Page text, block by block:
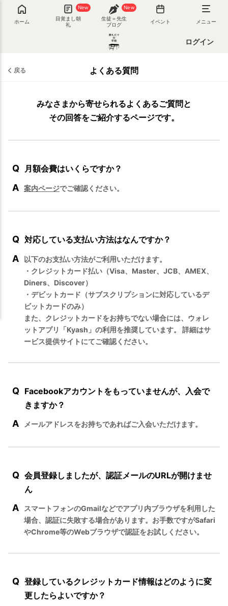
ホーム
New
目覚まし朝
礼
New
生徒＝先生
ブログ
イベント メニュー
ログイン
戻る よくある質問
みなさまから寄せられるよくあるご質問と
その回答をご紹介するページです。
Q 月額会費はいくらですか？
A 案内ページでご確認ください。
Q 対応している支払い方法はなんですか？
A
以下のお支払い方法がご利用いただけます。
・クレジットカード払い（Visa、Master、JCB、AMEX、
Diners、Discover）
・デビットカード（サブスクリプションに対応しているデ
ビットカードのみ）
また、クレジットカードをお持ちでない場合には、ウォレ
ットアプリ「Kyash」の利用を推奨しています。 詳細はサ
ービス提供サイトにてご確認ください。
Q Facebookアカウントをもっていませんが、入会で
きますか？
A メールアドレスをお持ちであればご入会いただけます。
Q 会員登録しましたが、認証メールのURLが開けませ
ん
A
スマートフォンのGmailなどでアプリ内ブラウザを利用した
場合、認証に失敗する場合があります。お手数ですがSafari
やChrome等のWebブラウザで認証をお試しください。
Q 登録しているクレジットカード情報はどのように変
更したらよいですか？